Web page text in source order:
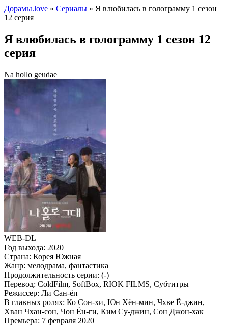
Дорамы.love » Сериалы » Я влюбилась в голограмму 1 сезон
12 серия
Я влюбилась в голограмму 1 сезон 12
серия
Na hollo geudae
WEB-DL
Год выхода: 2020
Страна: Корея Южная
Жанр: мелодрама, фантастика
Продолжительность серии: (-)
Перевод: ColdFilm, SoftBox, RIOK FILMS, Субтитры
Режиссер: Ли Сан-ёп
В главных ролях: Ко Сон-хи, Юн Хён-мин, Чхве Ё-джин,
Хван Чхан-сон, Чон Ён-ги, Ким Су-джин, Сон Джон-хак
Премьера: 7 февраля 2020